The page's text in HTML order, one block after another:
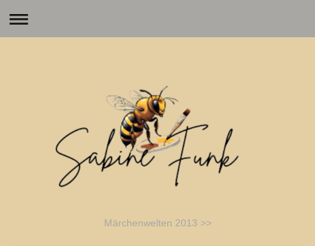
Märchenwelten 2013 >>